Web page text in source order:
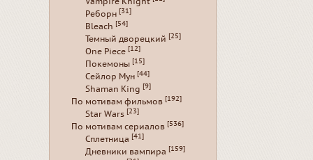
Реборн [31]
Bleach [54]
Темный дворецкий [25]
One Piece [12]
Покемоны [15]
Сейлор Мун [44]
Shaman King [9]
По мотивам фильмов [192]
Star Wars [23]
По мотивам сериалов [536]
Сплетница [41]
Дневники вампира [159]